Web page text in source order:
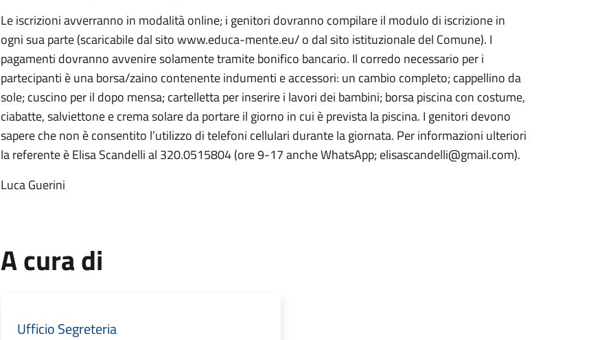
Le iscrizioni avverranno in modalità online; i genitori dovranno compilare il modulo di iscrizione in
ogni sua parte (scaricabile dal sito www.educa-mente.eu/ o dal sito istituzionale del Comune). I
pagamenti dovranno avvenire solamente tramite bonifico bancario. Il corredo necessario per i
partecipanti è una borsa/zaino contenente indumenti e accessori: un cambio completo; cappellino da
sole; cuscino per il dopo mensa; cartelletta per inserire i lavori dei bambini; borsa piscina con costume,
ciabatte, salviettone e crema solare da portare il giorno in cui è prevista la piscina. I genitori devono
sapere che non è consentito l’utilizzo di telefoni cellulari durante la giornata. Per informazioni ulteriori
la referente è Elisa Scandelli al 320.0515804 (ore 9-17 anche WhatsApp; elisascandelli@gmail.com).
Luca Guerini
A cura di
Ufficio Segreteria